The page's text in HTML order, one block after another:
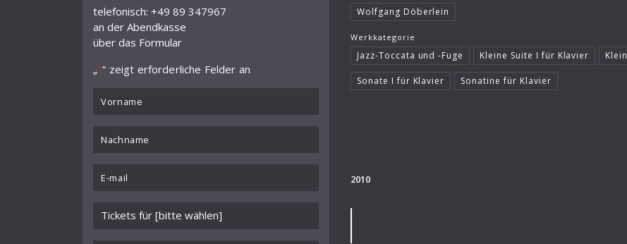
II. Streichquartett
III. Symphonie
IV. Symphonie
Jazz-Toccata und -Fuge
Kammerkonzert
Kantate
Klagegesang
Klaviersonate "27. April 1945"
telefonisch: +49 89 347967
an der Abendkasse
über das Formular
„*“ zeigt erforderliche Felder an
VORNAME
*
Nachname
*
Email
*
Veranstaltung
wählen
Wolfgang Döberlein
Werkkategorie
Jazz-Toccata und -Fuge Kleine Suite I für Klavier
Sonate I für Klavier Sonatine für Klavier
2010